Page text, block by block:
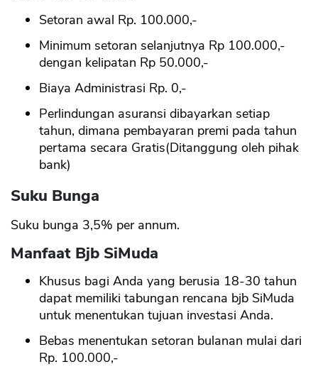
Setoran awal Rp. 100.000,-
Minimum setoran selanjutnya Rp 100.000,-
dengan kelipatan Rp 50.000,-
Biaya Administrasi Rp. 0,-
Perlindungan asuransi dibayarkan setiap
tahun, dimana pembayaran premi pada tahun
pertama secara Gratis(Ditanggung oleh pihak
bank)
Suku Bunga
Suku bunga 3,5% per annum.
Manfaat Bjb SiMuda
Khusus bagi Anda yang berusia 18-30 tahun
dapat memiliki tabungan rencana bjb SiMuda
untuk menentukan tujuan investasi Anda.
Bebas menentukan setoran bulanan mulai dari
Rp. 100.000,-